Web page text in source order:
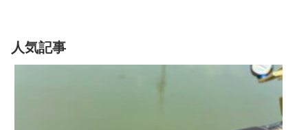
人気記事